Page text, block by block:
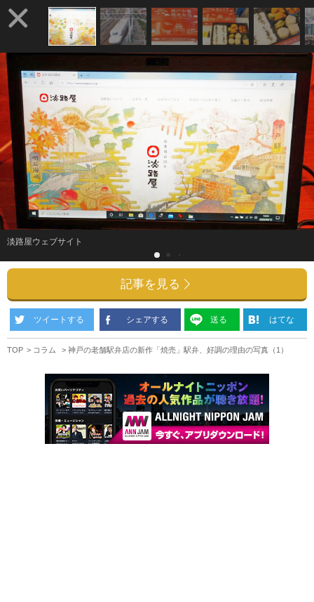
淡路屋ウェブサイト
記事を見る
ツイートする シェアする 送る はてな
TOP コラム 神戸の老舗駅弁店の新作「焼売」駅弁、好調の理由の写真（1）